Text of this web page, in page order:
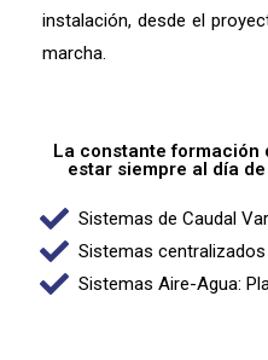
instalación, desde el
marcha.
La constante formación
estar siempre al día
Sistemas de Caudal
Sistemas centralizados
Sistemas Aire-Agua: